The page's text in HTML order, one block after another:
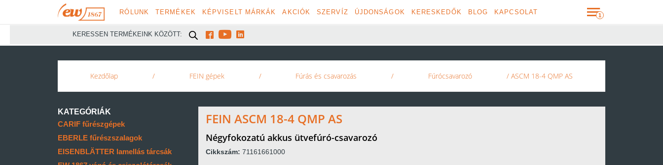
RÓLUNK TERMÉKEK KÉPVISELT MÁRKÁK AKCIÓK SZERVÍZ ÚJDONSÁGOK KERESKEDŐK BLOG KAPCSOLAT
KERESSEN TERMÉKEINK KÖZÖTT:   
Kezdőlap / FEIN gépek / Fúrás és csavarozás / Fúrócsavarozó / ASCM 18-4 QMP AS
KATEGÓRIÁK
CARIF fűrészgépek
EBERLE fűrészszalagok
EISENBLÄTTER lamellás tárcsák
FEIN ASCM 18-4 QMP AS
Négyfokozatú akkus ütvefúró-csavarozó
Cikkszám: 71161661000